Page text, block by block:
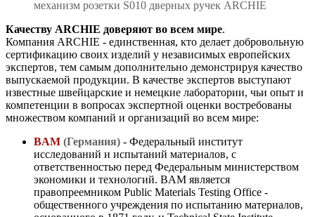
механизм розетки S010 дверных ручек ARCHIE
Качеству ARCHIE доверяют во всем мире.
Компания ARCHIE - единственная, кто делает добровольную
сертификацию своих изделий у независимых европейских
экспертов, тем самым дополнительно демонстрируя качество
выпускаемой продукции. В качестве экспертов выступают
известные швейцарские и немецкие лаборатории, чьи опыт и
компетенции в вопросах экспертной оценки востребованы
множеством компаний и организаций во всем мире:
BAM (Германия) - Федеральный институт
исследований и испытаний материалов, с
ответственностью перед Федеральным министерством
экономики и технологий. BAM является
правопреемником Public Materials Testing Office -
общественного учреждения по испытанию материалов,